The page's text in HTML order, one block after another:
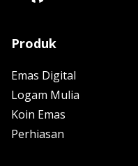
Produk
Emas Digital
Logam Mulia
Koin Emas
Perhiasan